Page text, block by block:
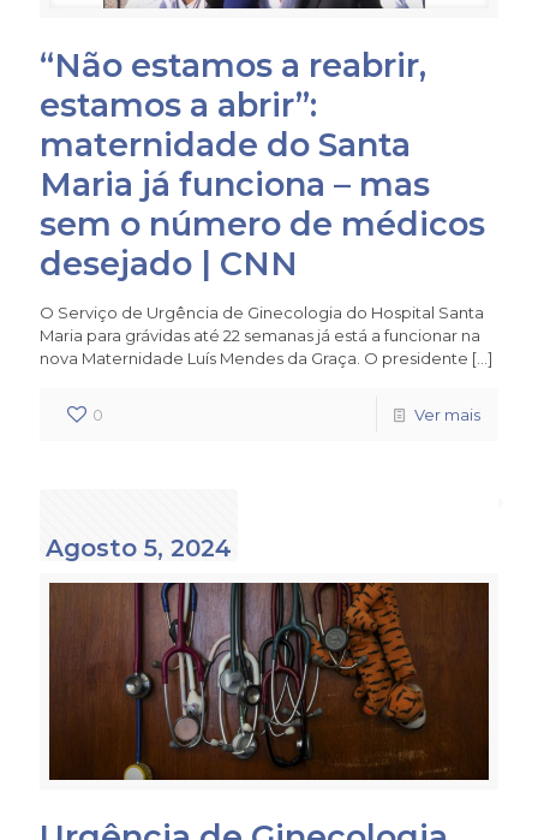
“Não estamos a reabrir,
estamos a abrir”:
maternidade do Santa
Maria já funciona – mas
sem o número de médicos
desejado | CNN
O Serviço de Urgência de Ginecologia do Hospital Santa
Maria para grávidas até 22 semanas já está a funcionar na
nova Maternidade Luís Mendes da Graça. O presidente […]
0 Ver mais
Agosto 5, 2024